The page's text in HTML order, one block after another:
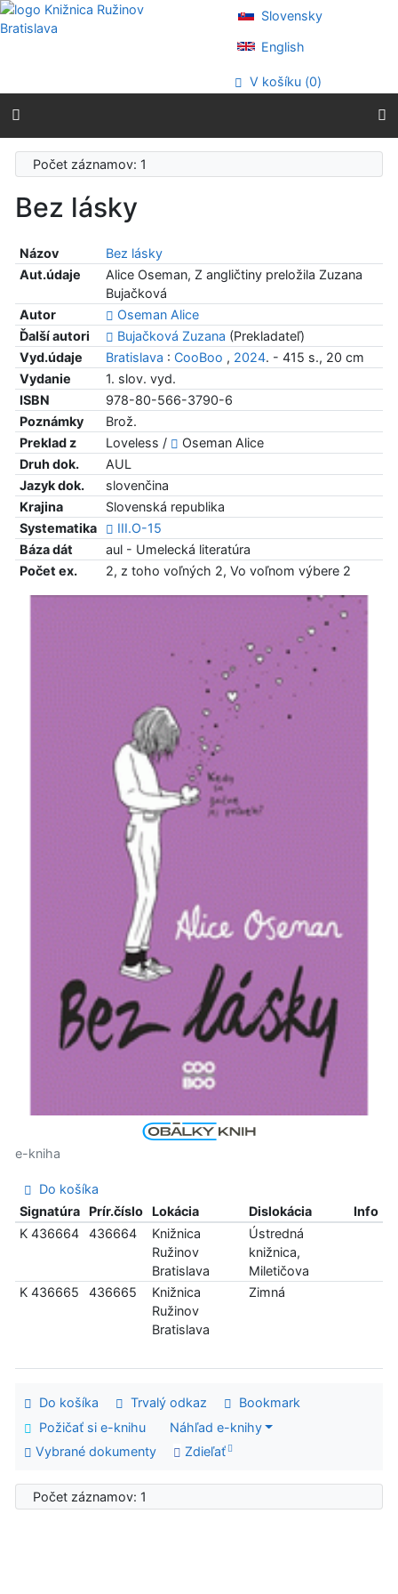
Prejsť na obsah
Prejsť na menu
Prehlásenie o webovej prístupnosti
Slovensky
English
V košíku (0)
Počet záznamov: 1
Bez lásky
Názov
Bez lásky
Aut.údaje
Alice Oseman, Z angličtiny preložila Zuzana
Bujačková
Autor
Oseman Alice
Ďalší autori
Bujačková Zuzana (Prekladateľ)
Vyd.údaje
Bratislava : CooBoo , 2024. - 415 s., 20 cm
Vydanie
1. slov. vyd.
ISBN
978-80-566-3790-6
Poznámky
Brož.
Preklad z
Loveless /
Oseman Alice
Druh dok.
AUL
Jazyk dok.
slovenčina
Krajina
Slovenská republika
Systematika
III.O-15
Báza dát
aul - Umelecká literatúra
Počet ex.
2, z toho voľných 2, Vo voľnom výbere 2
e-kniha
Do košíka
Signatúra
Prír.číslo Lokácia Dislokácia
Info
K 436664
436664
Knižnica
Ružinov
Bratislava
Ústredná
knižnica,
Miletičova
K 436665
436665
Knižnica
Ružinov
Bratislava
Zimná
Do košíka Trvalý odkaz
Bookmark
Požičať si e-knihu
Náhľad e-knihy
Vybrané dokumenty
Zdieľať
Počet záznamov: 1